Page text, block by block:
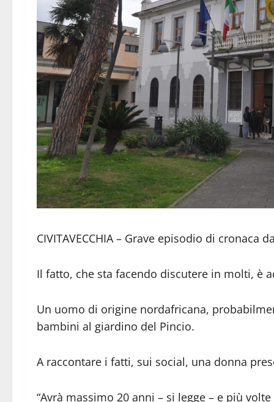
CIVITAVECCHIA – Grave episodio di cronaca
Il fatto, che sta facendo discutere in molti, è
Un uomo di origine nordafricana,
bambini al giardino del Pincio.
A raccontare i fatti, sui social, una donna
“Avrà massimo 20 anni – si legge – e più